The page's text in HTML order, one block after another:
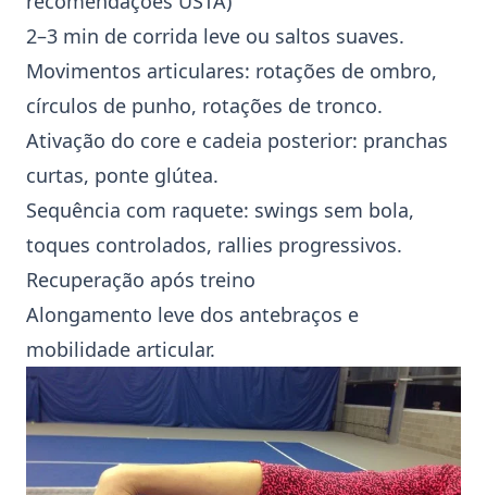
2–3 min de corrida leve ou saltos suaves.
Movimentos articulares: rotações de ombro,
círculos de punho, rotações de tronco.
Ativação do core e cadeia posterior: pranchas
curtas, ponte glútea.
Sequência com raquete: swings sem bola,
toques controlados, rallies progressivos.
Recuperação após treino
Alongamento leve dos antebraços e
mobilidade articular.